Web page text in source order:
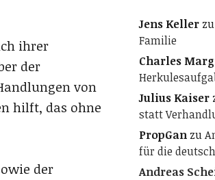
ihrer
der
von
hilft, das ohne
der
Jens Kellerzu
Familie
Charles
Julius Kaiser
statt
PropGanzu
für die
Andreas